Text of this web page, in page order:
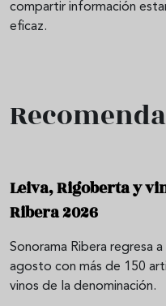
compartir información
eficaz.
Leiva, Rigoberta y
Ribera 2026
Sonorama Ribera regresa
agosto con más de 150
vinos de la denominación.